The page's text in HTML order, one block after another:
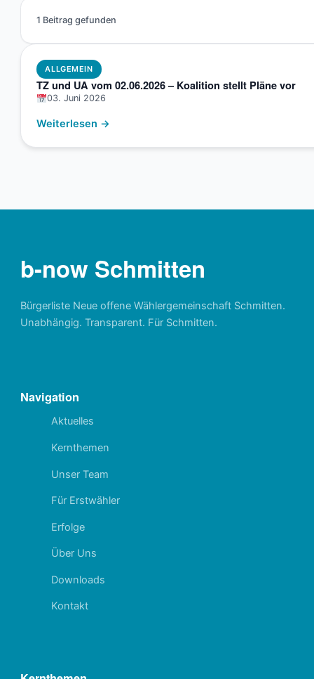
1 Beitrag gefunden
ALLGEMEIN
TZ und UA vom 02.06.2026 – Koalition stellt Pläne vor
03. Juni 2026
Weiterlesen →
b-now Schmitten
Bürgerliste Neue offene Wählergemeinschaft Schmitten.
Unabhängig. Transparent. Für Schmitten.
Navigation
Aktuelles
Kernthemen
Unser Team
Für Erstwähler
Erfolge
Über Uns
Downloads
Kontakt